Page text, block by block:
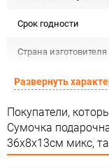
Срок годности
Страна изготовителя
Предназначение
Сертификация
Особые условия
Развернуть
Покупатели,
Сумочка
36х8х13см микс,